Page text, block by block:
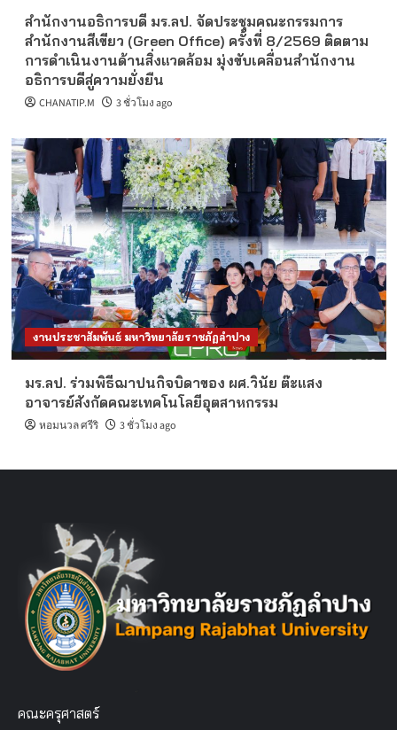
สำนักงานอธิการบดี มร.ลป. จัดประชุมคณะกรรมการ
สำนักงานสีเขียว (Green Office) ครั้งที่ 8/2569 ติดตาม
การดำเนินงานด้านสิ่งแวดล้อม มุ่งขับเคลื่อนสำนักงาน
อธิการบดีสู่ความยั่งยืน
CHANATIP.M 3 ชั่วโมง ago
งานประชาสัมพันธ์ มหาวิทยาลัยราชภัฏลำปาง
มร.ลป. ร่วมพิธีฌาปนกิจบิดาของ ผศ.วินัย ต๊ะแสง
อาจารย์สังกัดคณะเทคโนโลยีอุตสาหกรรม
หอมนวล ศรีริ 3 ชั่วโมง ago
คณะครุศาสตร์